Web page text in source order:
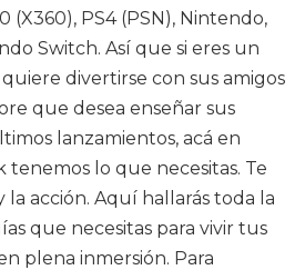
(X360), PS4 (PSN), Nintendo,
Switch. Así que si eres un
divertirse con sus amigos
que desea enseñar sus
lanzamientos, acá en
lo que necesitas. Te
la acción. Aquí hallarás toda la
que necesitas para vivir tus
plena inmersión. Para